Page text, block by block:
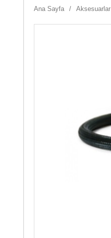
Ana Sayfa Aksesuarlar